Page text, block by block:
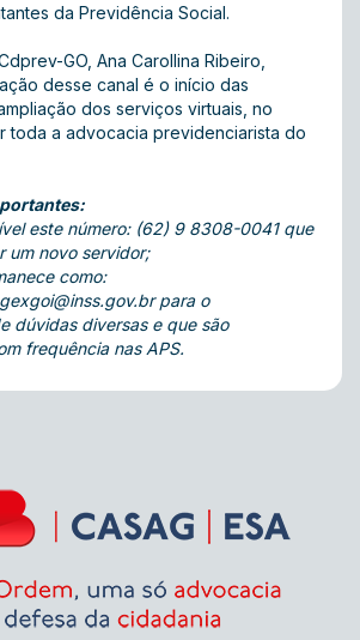
da Previdência Social.
GO, Ana Carollina Ribeiro,
desse canal é o início das
dos serviços virtuais, no
toda a advocacia previdenciarista do
este número: (62) 9 8308-0041 que
um novo servidor;
como:
para o
dúvidas diversas e que são
frequência nas APS.